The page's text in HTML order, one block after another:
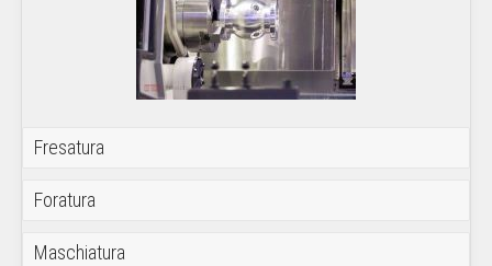
Fresatura
Foratura
Maschiatura